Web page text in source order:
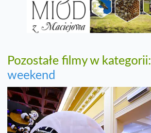
Pozostałe filmy w kategorii:
weekend